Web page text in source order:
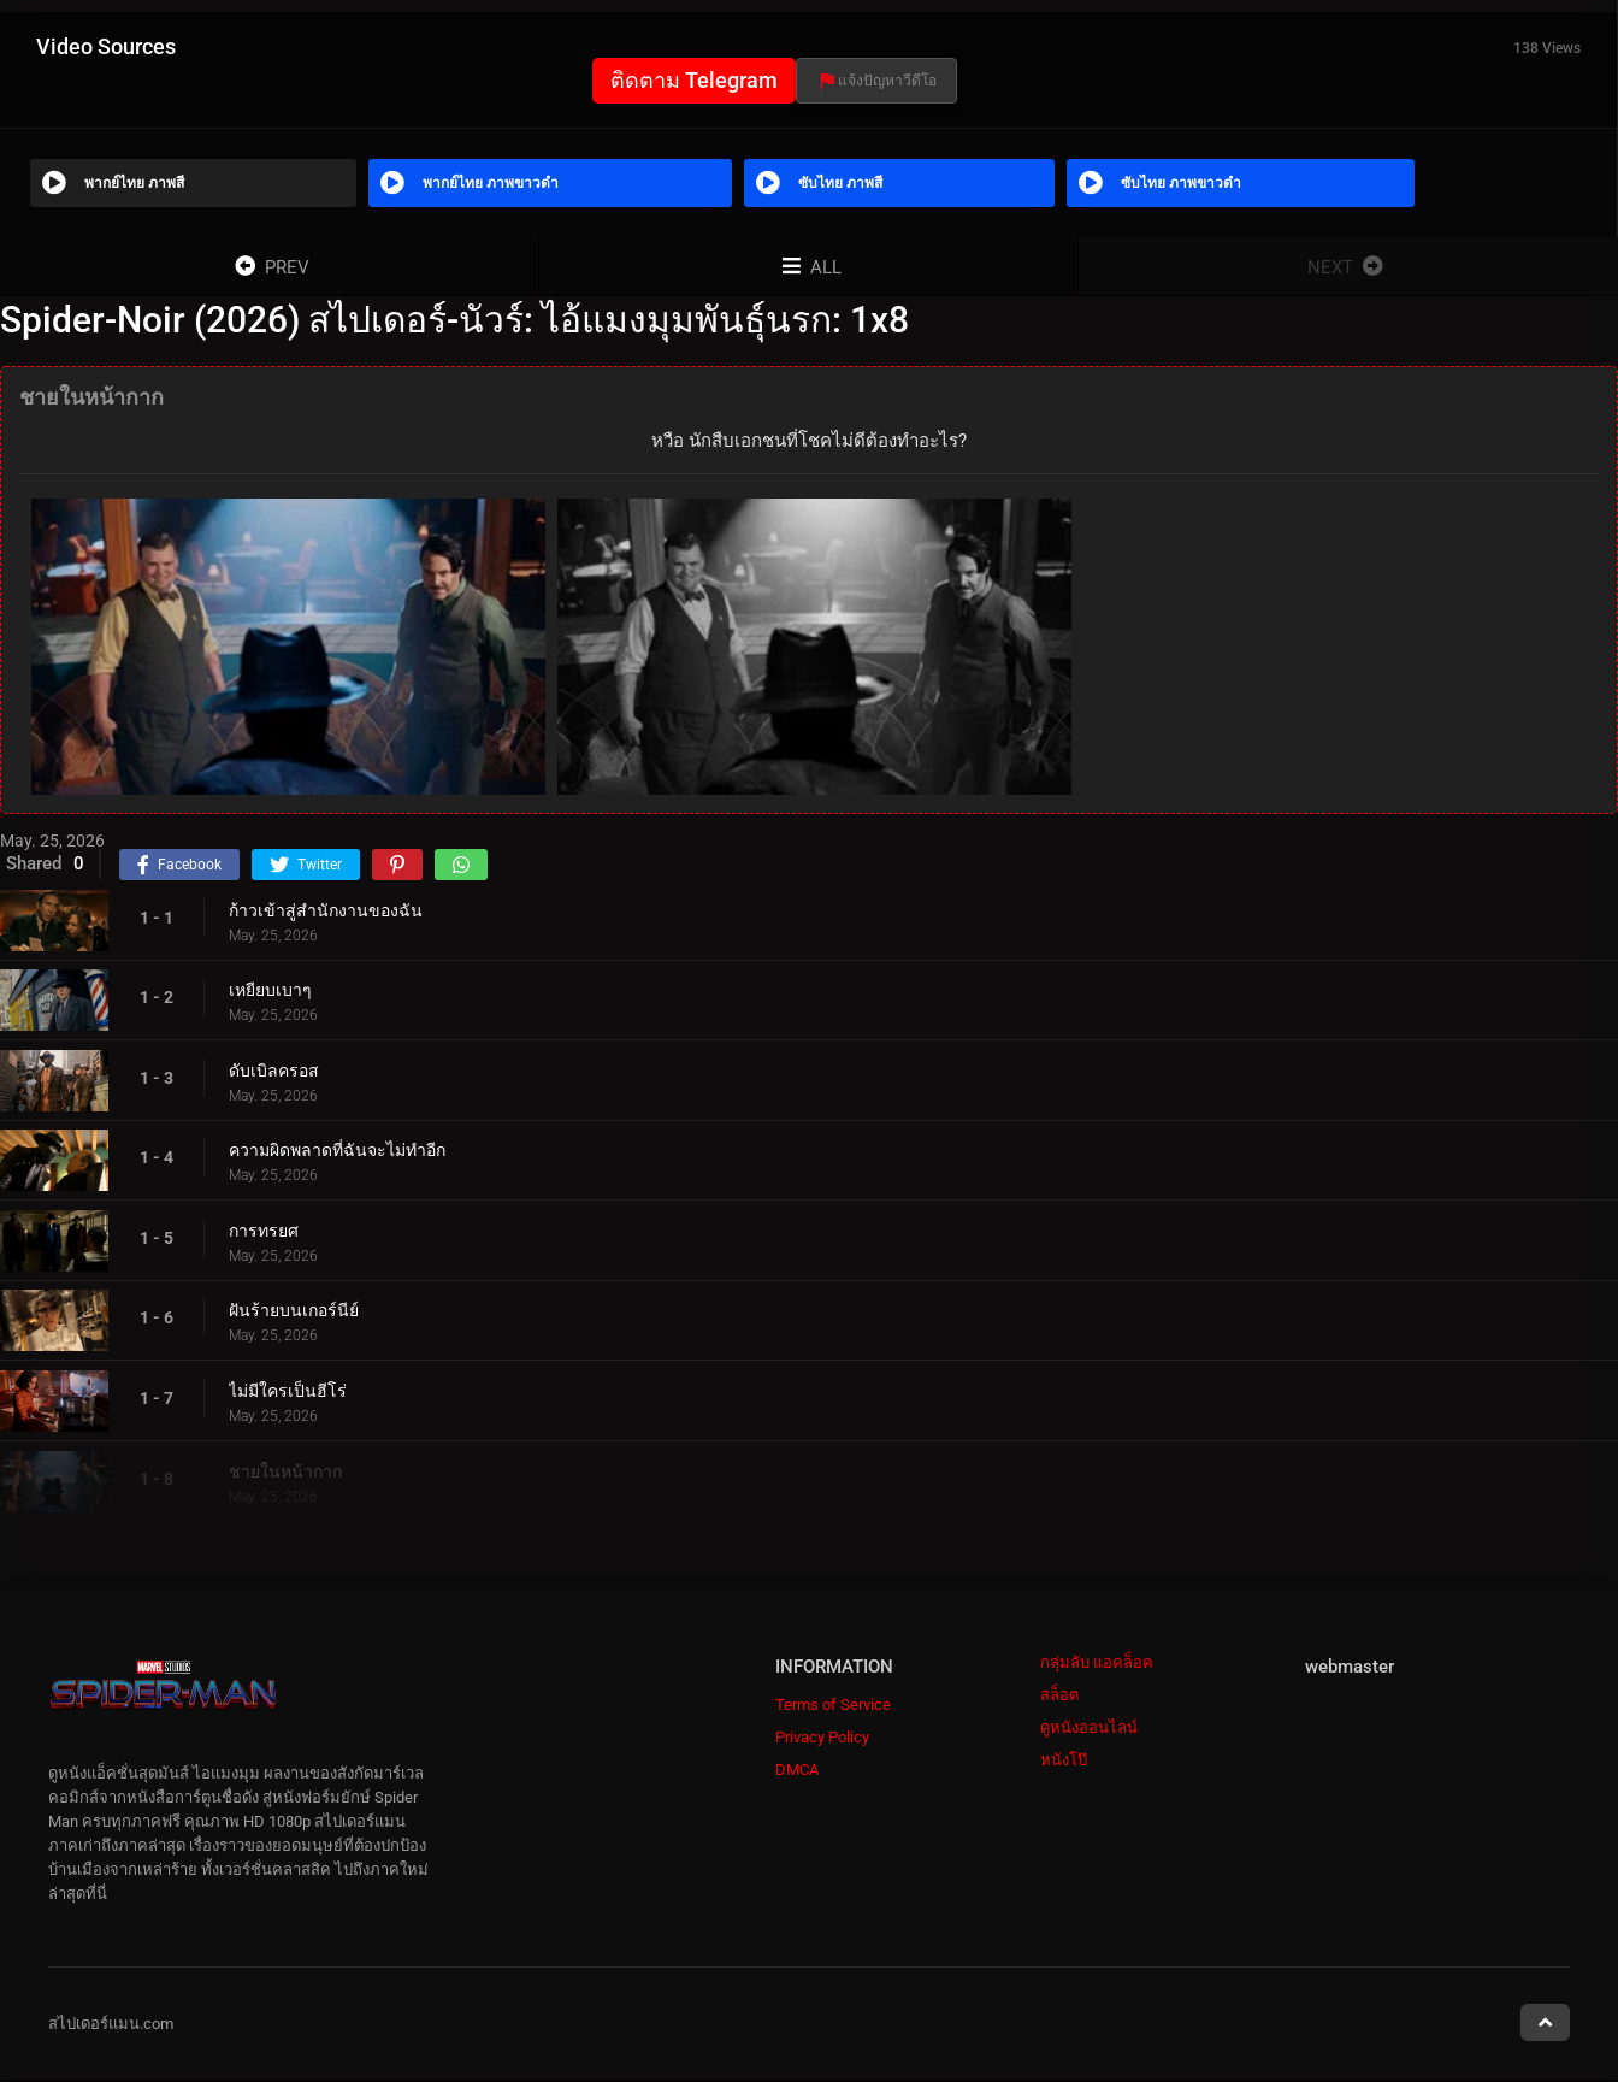
Video Sources 138 Views
ติดตาม Telegram แจ้งปัญหาวีดีโอ
พากย์ไทย ภาพสี พากย์ไทย ภาพขาวดำ ซับไทย ภาพสี ซับไทย ภาพขาวดำ
PREV ALL NEXT
Spider-Noir (2026) สไปเดอร์-นัวร์: ไอ้แมงมุมพันธุ์นรก: 1x8
ชายในหน้ากาก
หวือ นักสืบเอกชนที่โชคไม่ดีต้องทำอะไร?
May. 25, 2026
Shared 0 Facebook Twitter
1 - 1 ก้าวเข้าสู่สำนักงานของฉัน
May. 25, 2026
1 - 2 เหยียบเบาๆ
May. 25, 2026
1 - 3 ดับเบิลครอส
May. 25, 2026
1 - 4 ความผิดพลาดที่ฉันจะไม่ทำอีก
May. 25, 2026
1 - 5 การทรยศ
May. 25, 2026
1 - 6 ฝันร้ายบนเกอร์นีย์
May. 25, 2026
1 - 7 ไม่มีใครเป็นฮีโร่
May. 25, 2026
1 - 8 ชายในหน้ากาก
May. 25, 2026
INFORMATION
Terms of Service
Privacy Policy
DMCA
กลุ่มลับ แอคล็อค
สล็อต
ดูหนังออนไลน์
หนังโป๊
webmaster
ดูหนังแอ็คชั่นสุดมันส์ ไอแมงมุม ผลงานของสังกัดมาร์เวล
คอมิกส์จากหนังสือการ์ตูนชื่อดัง สู่หนังฟอร์มยักษ์ Spider
Man ครบทุกภาคฟรี คุณภาพ HD 1080p สไปเดอร์แมน
ภาคเก่าถึงภาคล่าสุด เรื่องราวของยอดมนุษย์ที่ต้องปกป้อง
บ้านเมืองจากเหล่าร้าย ทั้งเวอร์ชั่นคลาสสิค ไปถึงภาคใหม่
ล่าสุดที่นี่
สไปเดอร์แมน.com